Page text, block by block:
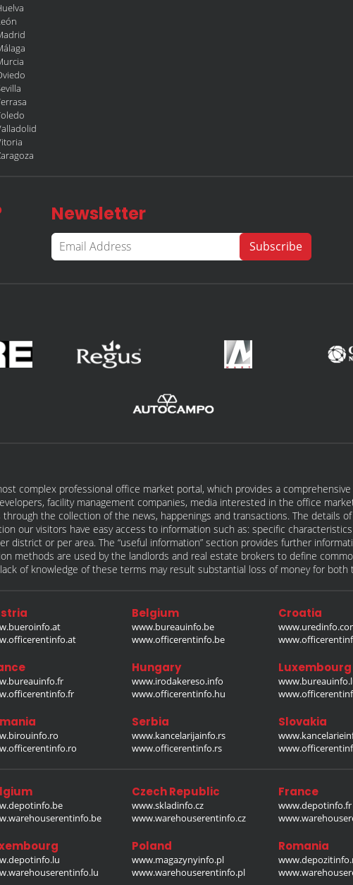
Newsletter
complex professional office market portal, which provides a
facility management companies, media interested in the office
the collection of the news, happenings and transactions. The details
our visitors have easy access to information such as: specific
district or per area. The “useful information” section provides further
methods are used by the landlords and real estate brokers to define
of knowledge of these terms may result substantial loss of money for
Belgium
www.bureauinfo.be
www.officerentinfo.be
Croatia
Hungary
www.irodakereso.info
www.officerentinfo.hu
Luxembourg
Serbia
www.kancelarijainfo.rs
www.officerentinfo.rs
Slovakia
Czech Republic
www.skladinfo.cz
www.warehouserentinfo.cz
France
www.depotinfo.fr
Poland
www.magazynyinfo.pl
www.warehouserentinfo.pl
Romania